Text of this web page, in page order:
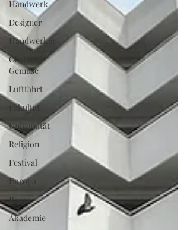
Handwerk
Designer
Handwerker
Obst und
Gemüse
Luftfahrt
Fakultät
Universität
Religion
Festival
Europa
Raum
Akademie